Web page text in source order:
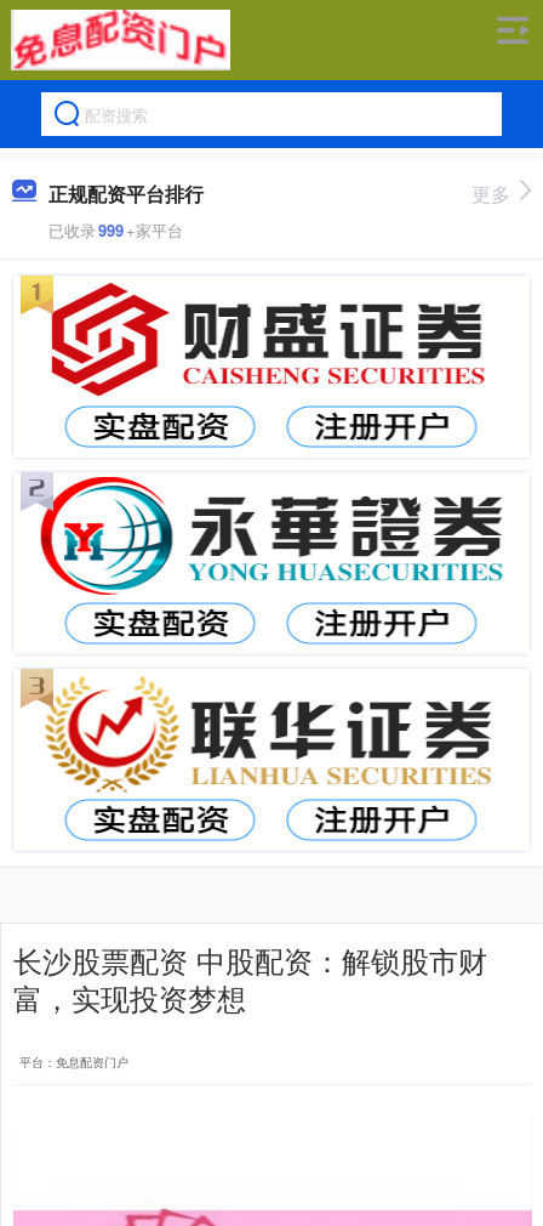
正规配资平台排行
已收录999+家平台
更多
长沙股票配资 中股配资：解锁股市财
富，实现投资梦想
平台：免息配资门户